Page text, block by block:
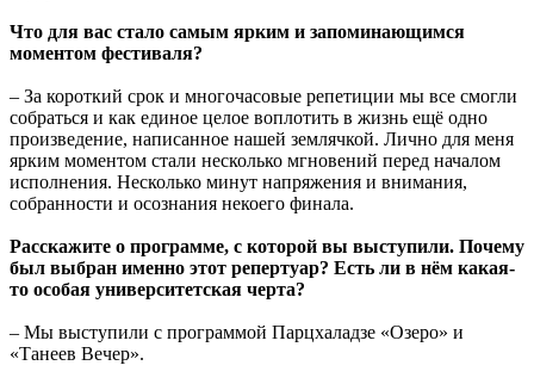
Что для вас стало самым ярким и запоминающимся
моментом фестиваля?
– За короткий срок и многочасовые репетиции мы все смогли
собраться и как единое целое воплотить в жизнь ещё одно
произведение, написанное нашей землячкой. Лично для меня
ярким моментом стали несколько мгновений перед началом
исполнения. Несколько минут напряжения и внимания,
собранности и осознания некоего финала.
Расскажите о программе, с которой вы выступили. Почему
был выбран именно этот репертуар? Есть ли в нём какая-
то особая университетская черта?
– Мы выступили с программой Парцхаладзе «Озеро» и
«Танеев Вечер».